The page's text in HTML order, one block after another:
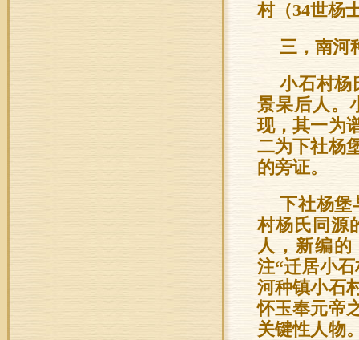
村（34世杨
三，南河
小石村杨
景杲后人。
现，其一为
二为下社杨
的旁证。
下社杨堡
村杨氏同源
人，新编
注“迁居小
河种镇小石
怀玉奉元帝
关键性人物